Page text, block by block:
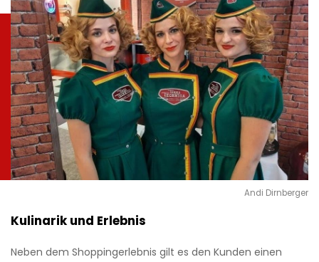
Andi Dirnberger
Kulinarik und Erlebnis
Neben dem Shoppingerlebnis gilt es den Kunden einen